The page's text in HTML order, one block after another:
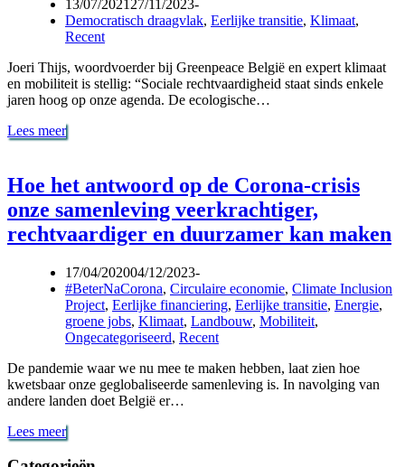
13/07/2021 27/11/2023
Democratisch draagvlak, Eerlijke transitie, Klimaat,
Recent
Joeri Thijs, woordvoerder bij Greenpeace België en expert klimaat
en mobiliteit is stellig: “Sociale rechtvaardigheid staat sinds enkele
jaren hoog op onze agenda. De ecologische…
Lees meerGreenpeace
versterkt
agenda
met
sociale
Hoe het antwoord op de Corona-crisis
onze samenleving veerkrachtiger,
rechtvaardiger en duurzamer kan maken
17/04/202004/12/2023
#BeterNaCorona, Circulaire economie, Climate Inclusion
Project, Eerlijke financiering, Eerlijke transitie, Energie,
groene jobs, Klimaat, Landbouw, Mobiliteit,
Ongecategoriseerd, Recent
De pandemie waar we nu mee te maken hebben, laat zien hoe
kwetsbaar onze geglobaliseerde samenleving is. In navolging van
andere landen doet België er…
Lees meerHoe
het
antwoord